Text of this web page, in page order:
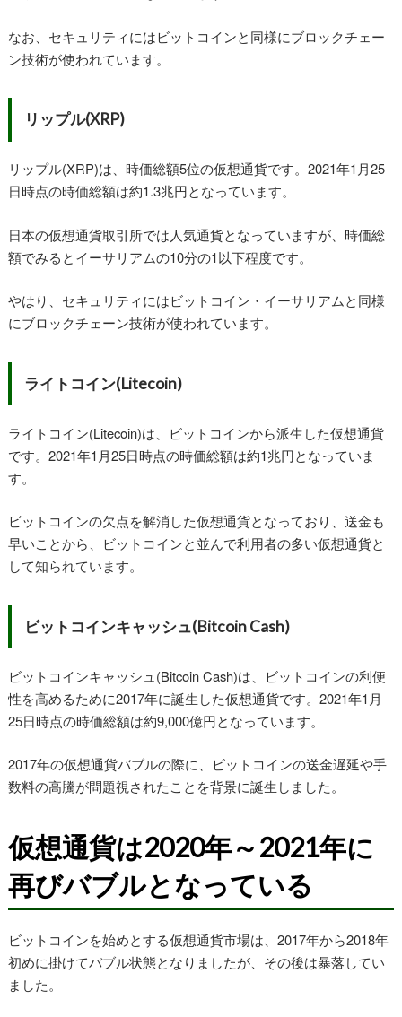
なお、セキュリティにはビットコインと同様にブロックチェー
ン技術が使われています。
リップル(XRP)
リップル(XRP)は、時価総額5位の仮想通貨です。2021年1月25
日時点の時価総額は約1.3兆円となっています。
日本の仮想通貨取引所では人気通貨となっていますが、時価総
額でみるとイーサリアムの10分の1以下程度です。
やはり、セキュリティにはビットコイン・イーサリアムと同様
にブロックチェーン技術が使われています。
ライトコイン(Litecoin)
ライトコイン(Litecoin)は、ビットコインから派生した仮想通貨
です。2021年1月25日時点の時価総額は約1兆円となっていま
す。
ビットコインの欠点を解消した仮想通貨となっており、送金も
早いことから、ビットコインと並んで利用者の多い仮想通貨と
して知られています。
ビットコインキャッシュ(Bitcoin Cash)
ビットコインキャッシュ(Bitcoin Cash)は、ビットコインの利便
性を高めるために2017年に誕生した仮想通貨です。2021年1月
25日時点の時価総額は約9,000億円となっています。
2017年の仮想通貨バブルの際に、ビットコインの送金遅延や手
数料の高騰が問題視されたことを背景に誕生しました。
仮想通貨は2020年～2021年に
再びバブルとなっている
ビットコインを始めとする仮想通貨市場は、2017年から2018年
初めに掛けてバブル状態となりましたが、その後は暴落してい
ました。